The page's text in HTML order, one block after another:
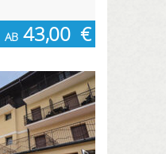
AB 43,00 €